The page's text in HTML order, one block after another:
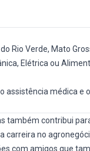
Rio Verde, Mato
Elétrica ou
assistência médica e
também contribui
no
com amigos que